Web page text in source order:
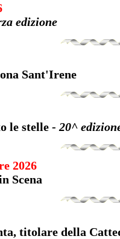
edizione
Sant'Irene
le stelle - 20^
2026
Scena
titolare della